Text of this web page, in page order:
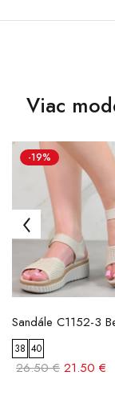
Viac
-19%
Sandále C1152-3
38 40
26.50 € 21.50 €